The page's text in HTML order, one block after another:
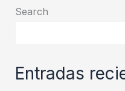
museológica
Equador.
Search
Entradas